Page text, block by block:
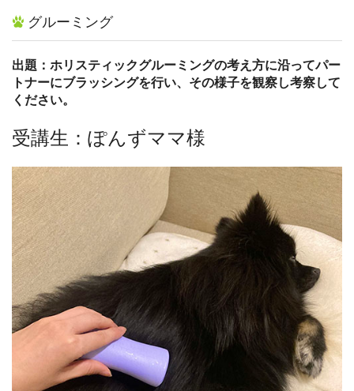
グルーミング
出題：ホリスティックグルーミングの考え方に沿ってパー
トナーにブラッシングを行い、その様子を観察し考察して
ください。
受講生：ぽんずママ様